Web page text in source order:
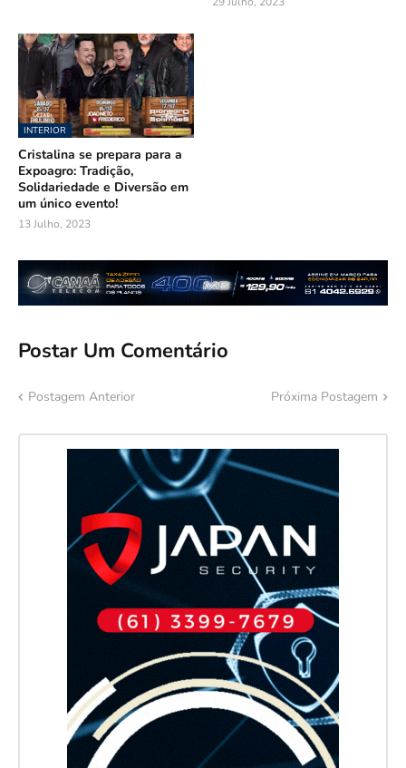
INTERIOR
Cristalina se prepara para a
Expoagro: Tradição,
Solidariedade e Diversão em
um único evento!
13 Julho, 2023
Postar Um Comentário
Postagem Anterior Próxima Postagem